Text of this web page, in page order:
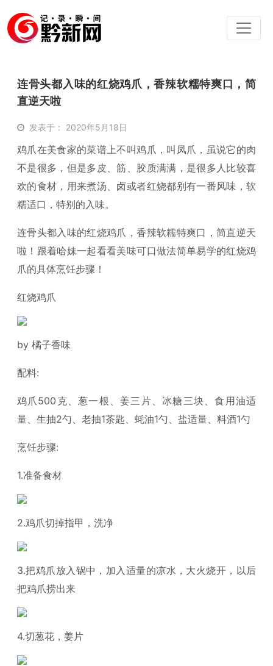
连骨头都入味的红烧鸡爪，香辣软糯特爽口，简
直逆天啦
发表于： 2020年5月18日
鸡爪在美食家的菜谱上不叫鸡爪，叫凤爪，虽说它的肉
不是很多，但是多皮、筋、胶质满满，是很多人比较喜
欢的食材，用来煮汤、卤或者红烧都别有一番风味，软
糯适口，特别的入味。
连骨头都入味的红烧鸡爪，香辣软糯特爽口，简直逆天
啦！跟着哈妹一起看看美味可口做法简单易学的红烧鸡
爪的具体烹饪步骤！
红烧鸡爪
by 橘子香味
配料:
鸡爪500克、葱一根、姜三片、冰糖三块、食用油适
量、生抽2勺、老抽1茶匙、蚝油1勺、盐适量、料酒1勺
烹饪步骤:
1.准备食材
2.鸡爪切掉指甲，洗净
3.把鸡爪放入锅中，加入适量的凉水，大火烧开，以后
把鸡爪捞出来
4.切葱花，姜片